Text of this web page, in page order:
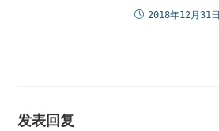
2018年12月31日
发表回复